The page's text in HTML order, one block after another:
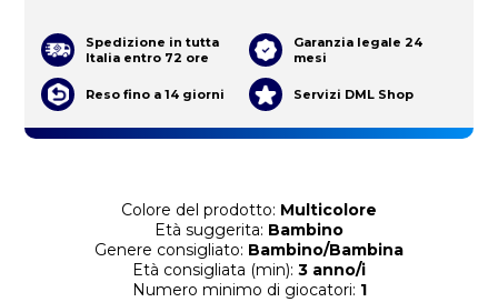
Colore del prodotto: Multicolore
Età suggerita: Bambino
Genere consigliato: Bambino/Bambina
Età consigliata (min): 3 anno/i
Numero minimo di giocatori: 1
Spedizione in tutta
Italia entro 72 ore
Garanzia legale 24
mesi
Reso fino a 14 giorni Servizi DML Shop